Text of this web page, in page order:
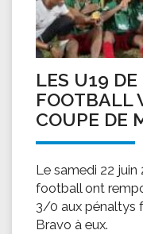
LES U19
FOOTBALL
COUPE DE
Le samedi 22
football ont
3/0 aux pénaltys
Bravo à eux.